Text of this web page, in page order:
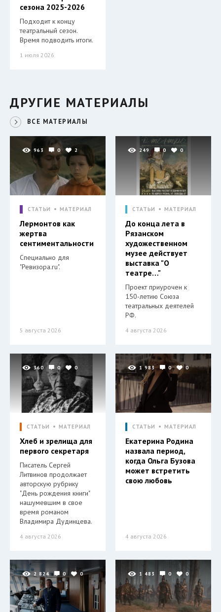
сезона 2025-2026
Подходит к концу
театральный сезон.
Время подводить итоги.
1 июля 2026
ДРУГИЕ МАТЕРИАЛЫ
ВСЕ МАТЕРИАЛЫ
963 0 2
СТАТЬИ МАТЕРИАЛ
Лермонтов как
жертва
сентиментальности
Специально для
"Ревизора.ru".
5 августа 2026
249 0 0
СТАТЬИ МАТЕРИАЛ
До конца лета в
Рязанском
художественном
музее действует
выставка "О
театре…"
Проект приурочен к
150-летию Союза
театральных деятелей
РФ.
4 августа 2026
360 0 0
СТАТЬИ МАТЕРИАЛ
Хлеб и зрелища для
первого секретаря
Писатель Сергей
Литвинов продолжает
авторскую рубрику
"День рождения книги"
нашумевшим в свое
время романом
Владимира Дудинцева.
4 августа 2026
1 983 0 0
СТАТЬИ МАТЕРИАЛ
Екатерина Родина
назвала период,
когда Ольга Бузова
может встретить
свою любовь
4 августа 2026
2 824 0 0 1 483 0 0